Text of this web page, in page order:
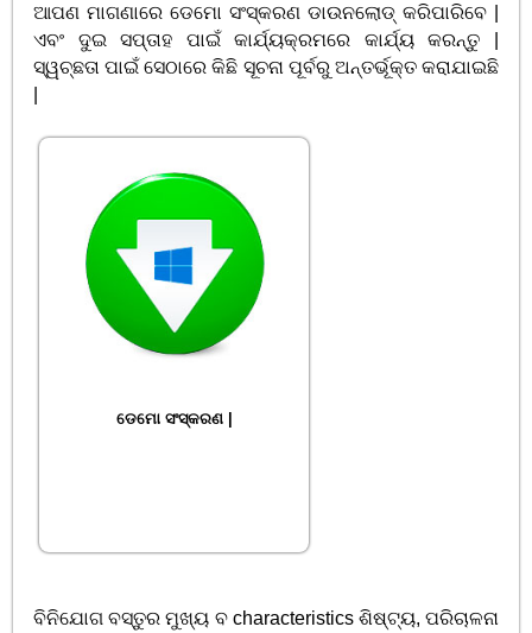
ଆପଣ ମାଗଣାରେ ଡେମୋ ସଂସ୍କରଣ ଡାଉନଲୋଡ୍ କରିପାରିବେ |
ଏବଂ ଦୁଇ ସପ୍ତାହ ପାଇଁ କାର୍ଯ୍ୟକ୍ରମରେ କାର୍ଯ୍ୟ କରନ୍ତୁ |
ସ୍ୱଚ୍ଛତା ପାଇଁ ସେଠାରେ କିଛି ସୂଚନା ପୂର୍ବରୁ ଅନ୍ତର୍ଭୂକ୍ତ କରାଯାଇଛି
ଡେମୋ ସଂସ୍କରଣ |
ବିନିଯୋଗ ବସ୍ତୁର ମୁଖ୍ୟ ବ characteristics ଶିଷ୍ଟ୍ୟ, ପରିଚାଳନା